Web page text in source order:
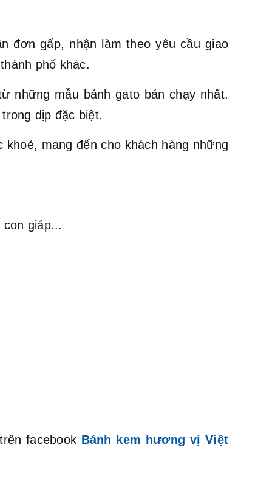
đơn gấp, nhận làm theo yêu cầu giao
phố khác.
những mẫu bánh gato bán chạy nhất.
dịp đặc biệt.
mang đến cho khách hàng những
giáp...
facebook Bánh kem hương vị Việt